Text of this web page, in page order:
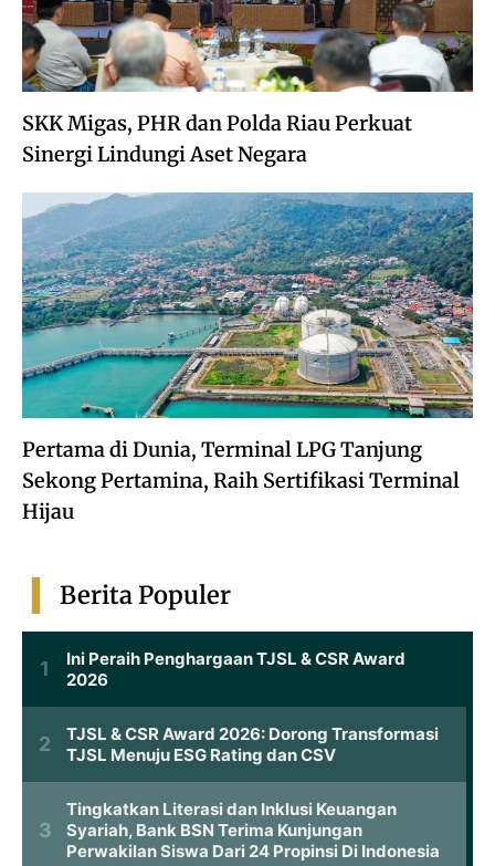
SKK Migas, PHR dan Polda Riau Perkuat
Sinergi Lindungi Aset Negara
Pertama di Dunia, Terminal LPG Tanjung
Sekong Pertamina, Raih Sertifikasi Terminal
Hijau
Berita Populer